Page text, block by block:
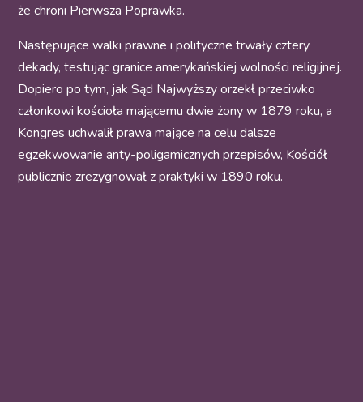
że chroni Pierwsza Poprawka.
Następujące walki prawne i polityczne trwały cztery
dekady, testując granice amerykańskiej wolności religijnej.
Dopiero po tym, jak Sąd Najwyższy orzekł przeciwko
członkowi kościoła mającemu dwie żony w 1879 roku, a
Kongres uchwalił prawa mające na celu dalsze
egzekwowanie anty-poligamicznych przepisów, Kościół
publicznie zrezygnował z praktyki w 1890 roku.